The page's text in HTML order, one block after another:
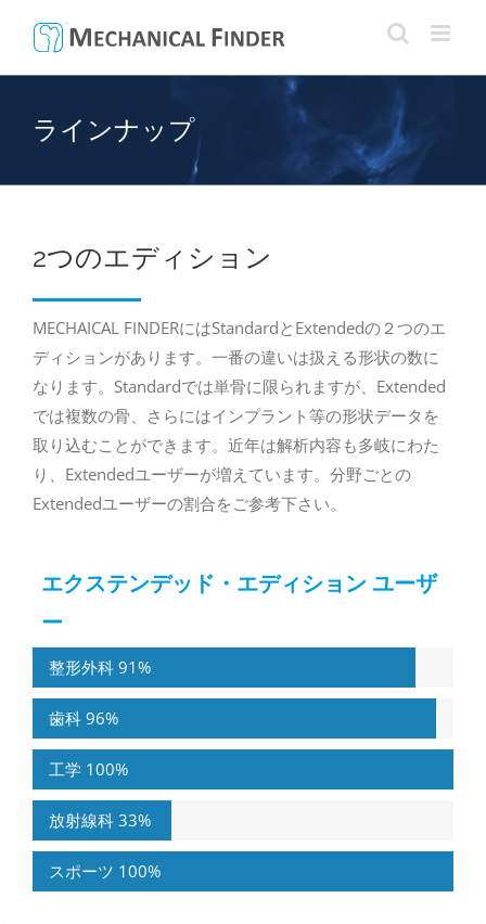
content
ラインナップ
2つのエディション
MECHAICAL FINDERにはStandardとExtendedの２つのエ
ディションがあります。一番の違いは扱える形状の数に
なります。Standardでは単骨に限られますが、Extended
では複数の骨、さらにはインプラント等の形状データを
取り込むことができます。近年は解析内容も多岐にわた
り、Extendedユーザーが増えています。分野ごとの
Extendedユーザーの割合をご参考下さい。
エクステンデッド・エディション ユーザ
ー
整形外科 91%
歯科 96%
工学 100%
放射線科 33%
スポーツ 100%